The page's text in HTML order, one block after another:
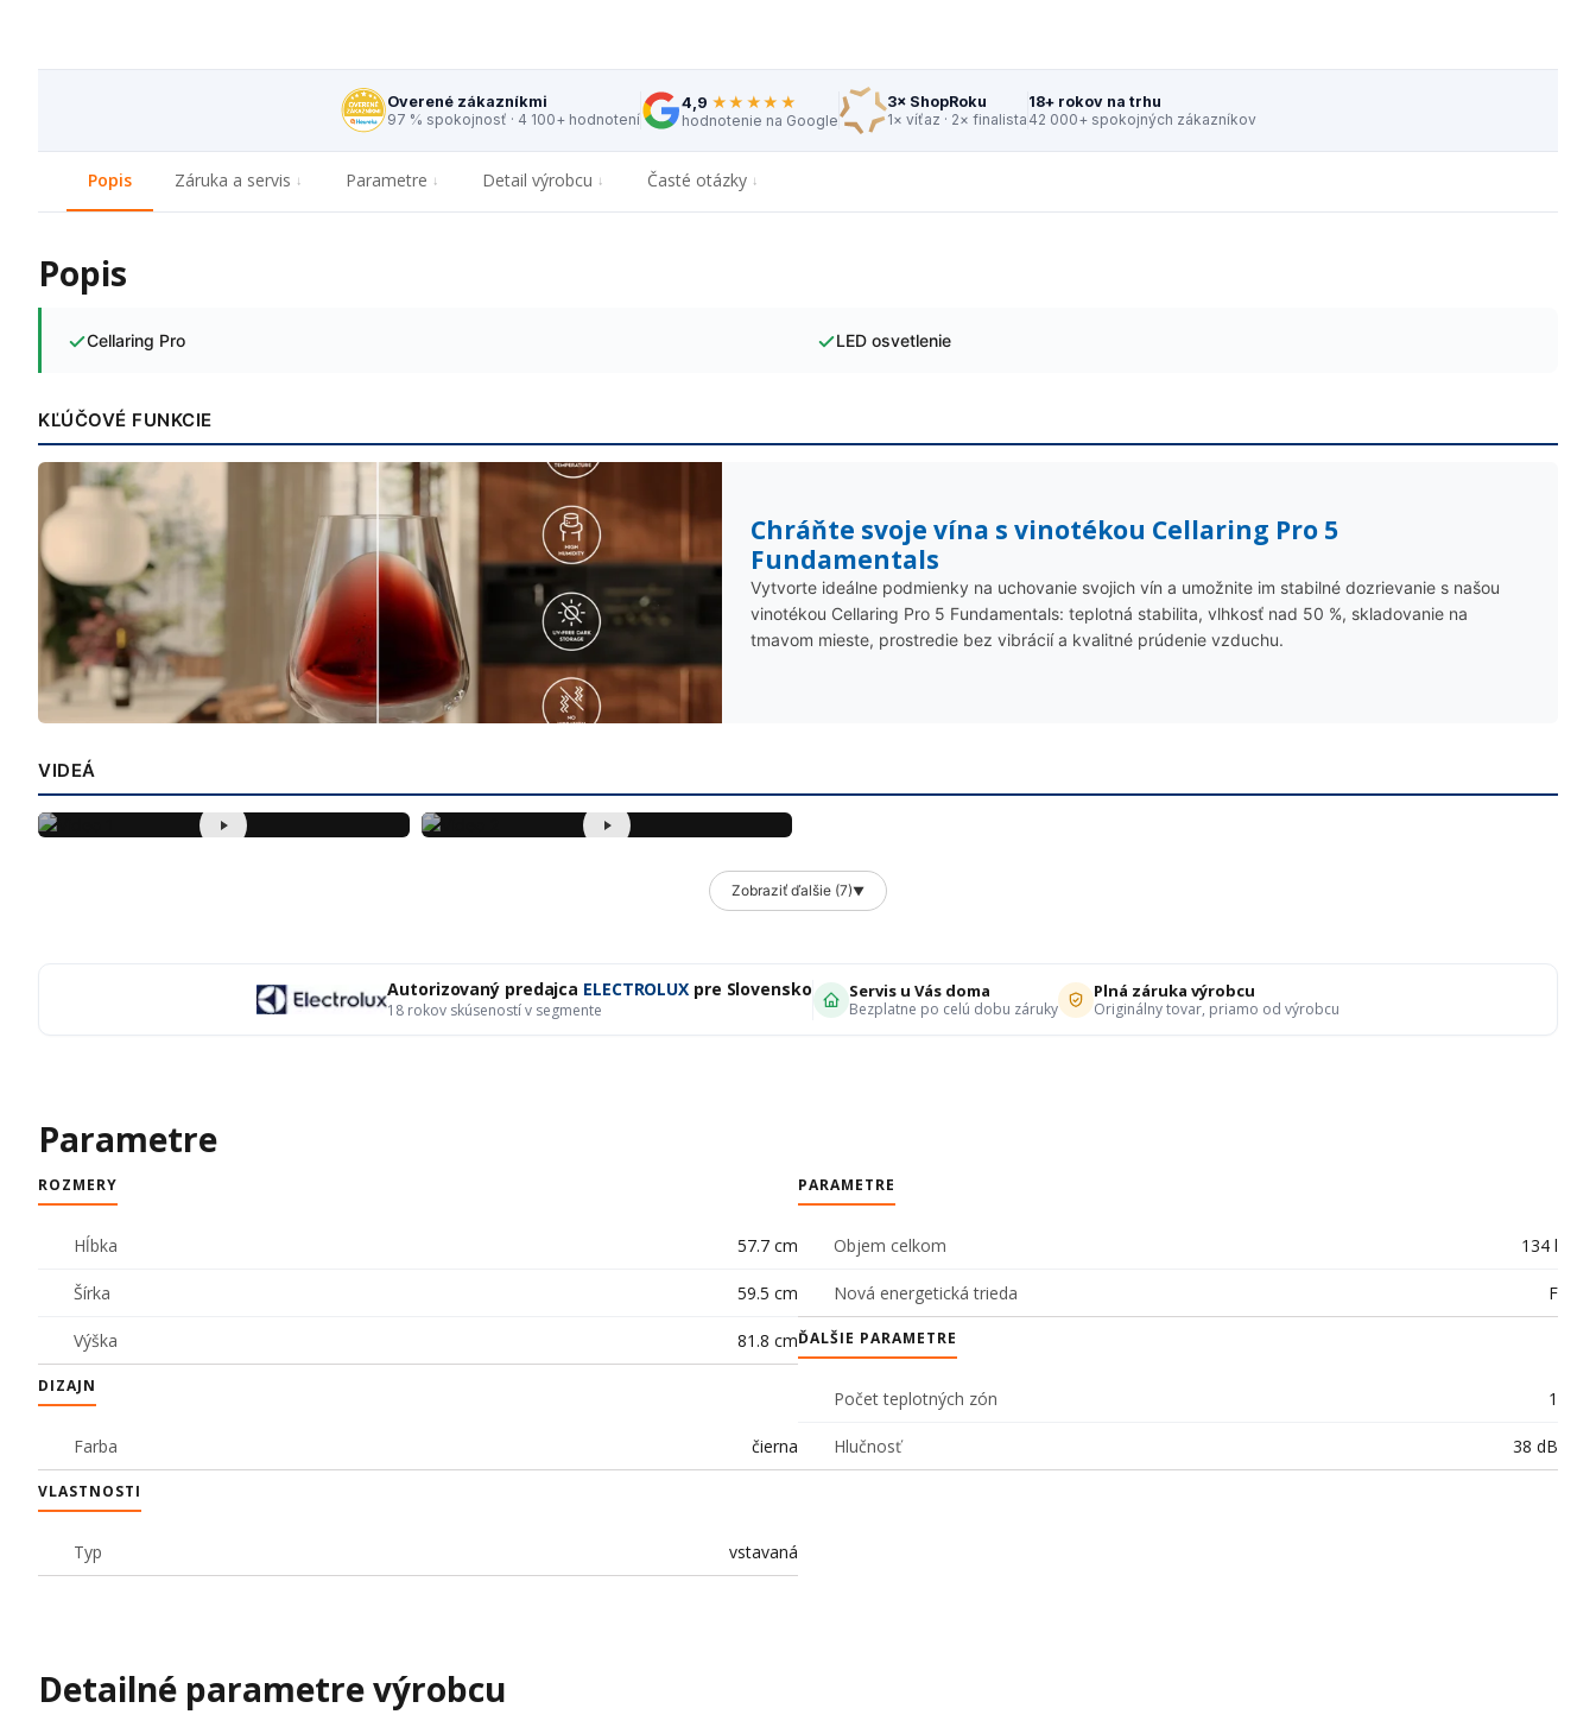
Overené zákazníkmi
97 % spokojnosť · 4 100+ hodnotení
4,9 ★★★★★
hodnotenie na Google
3× ShopRoku
1× víťaz · 2× finalista
18+ rokov na trhu
42 000+ spokojných zákazníkov
Popis Záruka a servis Parametre Detail výrobcu Časté otázky
Popis
Cellaring Pro LED osvetlenie
KĽÚČOVÉ FUNKCIE
Chráňte svoje vína s vinotékou Cellaring Pro 5
Fundamentals
Vytvorte ideálne podmienky na uchovanie svojich vín a umožnite im stabilné dozrievanie s našou
vinotékou Cellaring Pro 5 Fundamentals: teplotná stabilita, vlhkosť nad 50 %, skladovanie na
tmavom mieste, prostredie bez vibrácií a kvalitné prúdenie vzduchu.
VIDEÁ
Zobraziť ďalšie (7)▼
Autorizovaný predajca ELECTROLUX pre Slovensko
18 rokov skúseností v segmente
Servis u Vás doma
Bezplatne po celú dobu záruky
Plná záruka výrobcu
Originálny tovar, priamo od výrobcu
Parametre
ROZMERY
Hĺbka 57.7 cm
Šírka 59.5 cm
Výška 81.8 cm
DIZAJN
Farba čierna
VLASTNOSTI
Typ vstavaná
PARAMETRE
Objem celkom 134 l
Nová energetická trieda F
ĎALŠIE PARAMETRE
Počet teplotných zón 1
Hlučnosť 38 dB
Detailné parametre výrobcu